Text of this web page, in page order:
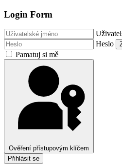
Login Form
Heslo
Pamatuj si mě
Ověření přístupovým klíčem
Přihlásit se